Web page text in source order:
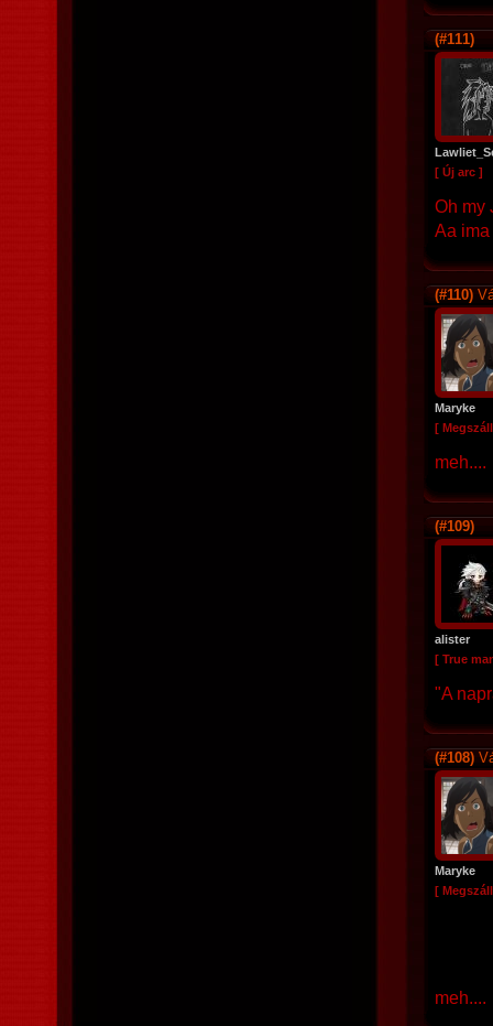
(#111)
[ Új arc ]
Oh my
Aa ima
(#110)
Maryke
[
meh....
(#109)
alister
[ True
"A
(#108)
Maryke
[
meh....